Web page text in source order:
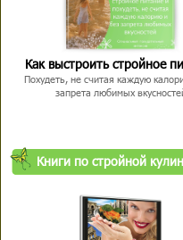
Как выстроить стройное
Похудеть, не считая каждую
запрета любимых
Книги по стройной